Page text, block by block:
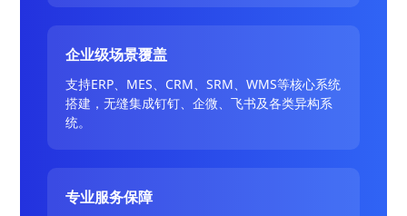
企业级场景覆盖
支持ERP、MES、CRM、SRM、WMS等核心系统
搭建，无缝集成钉钉、企微、飞书及各类异构系
统。
专业服务保障